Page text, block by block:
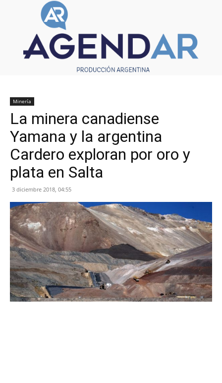
Minería
La minera canadiense
Yamana y la argentina
Cardero exploran por oro y
plata en Salta
3 diciembre 2018, 04:55